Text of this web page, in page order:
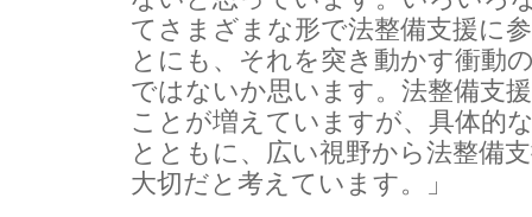
てさまざまな形で法整備支援に
とにも、それを突き動かす衝動
ではないか思います。法整備支
ことが増えていますが、具体的
とともに、広い視野から法整備
大切だと考えています。」